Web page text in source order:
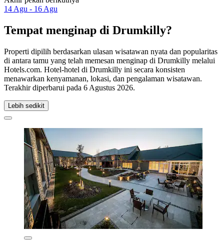
14 Agu - 16 Agu
Tempat menginap di Drumkilly?
Properti dipilih berdasarkan ulasan wisatawan nyata dan popularitas
di antara tamu yang telah memesan menginap di Drumkilly melalui
Hotels.com. Hotel-hotel di Drumkilly ini secara konsisten
menawarkan kenyamanan, lokasi, dan pengalaman wisatawan.
Terakhir diperbarui pada 6 Agustus 2026.
Lebih sedikit